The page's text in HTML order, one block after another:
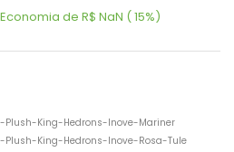
de R$ NaN ( 15%)